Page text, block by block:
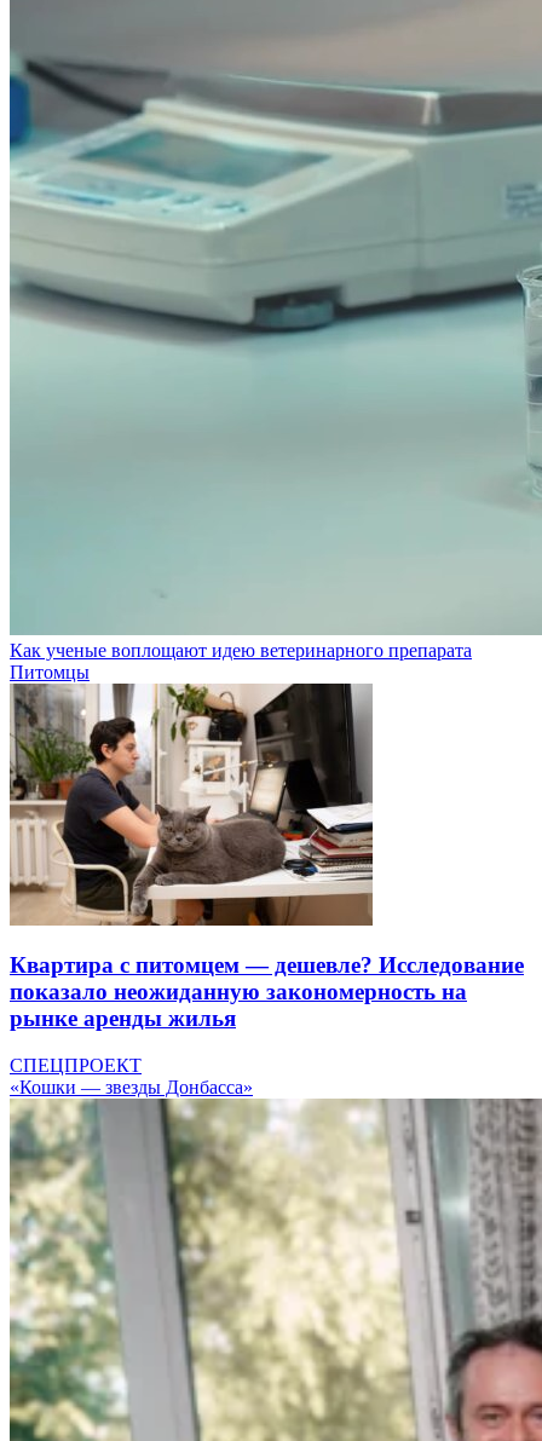
Как ученые воплощают идею ветеринарного препарата
Питомцы
Квартира с питомцем — дешевле? Исследование
показало неожиданную закономерность на
рынке аренды жилья
СПЕЦПРОЕКТ
«Кошки — звезды Донбасса»